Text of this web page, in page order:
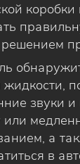
решением
жидкости,
звуки
или
а
в